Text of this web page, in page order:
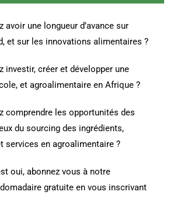
avoir une longueur d’avance sur
et sur les innovations alimentaires ?
investir, créer et développer une
et agroalimentaire en Afrique ?
comprendre les opportunités des
du sourcing des ingrédients,
services en agroalimentaire ?
oui, abonnez vous à notre
gratuite en vous inscrivant